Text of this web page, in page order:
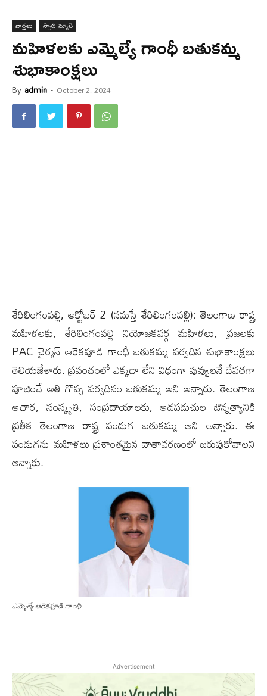
వార్త‌లు స్పాట్ న్యూస్
మ‌హిళ‌ల‌కు ఎమ్మెల్యే గాంధీ బ‌తుకమ్మ
శుభాకాంక్ష‌లు
By admin - October 2, 2024
శేరిలింగంప‌ల్లి, అక్టోబ‌ర్ 2 (న‌మ‌స్తే శేరిలింగంప‌ల్లి): తెలంగాణ రాష్ట్ర
మ‌హిళ‌లకు, శేరిలింగంపల్లి నియోజకవర్గ మ‌హిళ‌లు, ప్ర‌జ‌ల‌కు
PAC చైర్మన్ ఆరెకపూడి గాంధీ బతుకమ్మ పర్వదిన శుభాకాంక్షలు
తెలియజేశారు. ప్రపంచంలో ఎక్కడా లేని విధంగా పువ్వులనే దేవతగా
పూజించే అతి గొప్ప పర్వదినం బతుకమ్మ అని అన్నారు. తెలంగాణ
ఆచార, సంస్కృతి, సంప్రదాయాలకు, ఆడపడుచుల ఔన్నత్యానికి
ప్రతీక తెలంగాణ రాష్ట్ర పండుగ బతుకమ్మ అని అన్నారు. ఈ
పండుగ‌ను మ‌హిళ‌లు ప్ర‌శాంత‌మైన వాతావ‌ర‌ణంలో జ‌రుపుకోవాల‌ని
అన్నారు.
ఎమ్మెల్యే ఆరెక‌పూడి గాంధీ
Advertisement